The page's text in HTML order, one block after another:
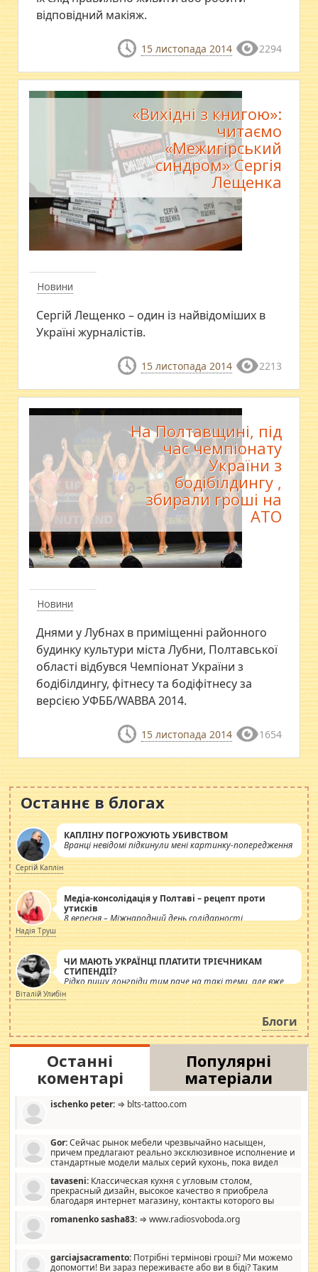
відповідний макіяж.
15 листопада 2014 2294
Новини
«Вихідні з книгою»:
читаємо
«Межигірський
синдром» Сергія
Лещенка
Сергій Лещенко – один із найвідоміших в
Україні журналістів.
15 листопада 2014 2213
Новини
На Полтавщині, під
час чемпіонату
України з
бодібілдингу ,
збирали гроші на
АТО
Днями у Лубнах в приміщенні районного
будинку культури міста Лубни, Полтавської
області відбувся Чемпіонат України з
бодібілдингу, фітнесу та бодіфітнесу за
версією УФББ/WABBA 2014.
15 листопада 2014 1654
Останнє в блогах
КАПЛІНУ ПОГРОЖУЮТЬ УБИВСТВОМ
Вранці невідомі підкинули мені картинку-попередження
Сергій Каплін
Медіа-консолідація у Полтаві – рецепт проти
утисків
8 вересня – Міжнародний день солідарності
журналістів.
Надія Труш
ЧИ МАЮТЬ УКРАЇНЦІ ПЛАТИТИ ТРІЄЧНИКАМ
СТИПЕНДІЇ?
Рідко пишу лонгріди тим паче на такі теми, але вже
просто дістало! Обурюють сьогоднішні інсенуації
навколо стипендіального питання. Штучно
роздувається ще одна соціальна катастрофа.
Віталій Улибін
Блоги
Останні
коментарі
Популярні
матеріали
ischenko peter: ⇒ blts-tattoo.com
Gor:Сейчас рынок мебели чрезвычайно насыщен,
причем предлагают реально эксклюзивное исполнение и
стандартные модели малых серий кухонь, пока видел
стандартные формы, в MebelOk, креативненько и что главное -
со вкусом все в порядке, без ненужных наворотов удорожающих
мебель, а это не последний фактор.
tavaseni: Классическая кухня с угловым столом,
прекрасный дизайн, высокое качество я приобрела
благодаря интернет магазину, контакты которого вы
romanenko sasha83: ⇒ www.radiosvoboda.org
garciajsacramento: Потрібні термінові гроші? Ми можемо
допомогти! Ви зараз переживаєте або ви в біді? Таким